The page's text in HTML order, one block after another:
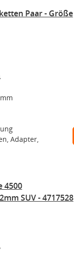
Paar - Größe
Adapter,
4500
SUV - 4717528